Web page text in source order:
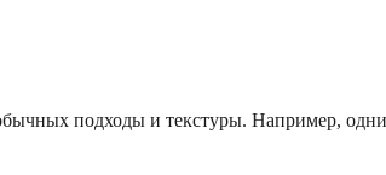
подходы и текстуры. Например,